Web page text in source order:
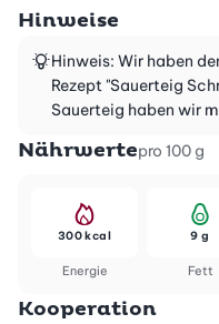
Hinweise
Hinweis: Wir haben
Rezept "Sauerteig
Sauerteig haben wir
Nährwertepro 100 g
Energie
300 kcal
Fett
9 g
Kooperation